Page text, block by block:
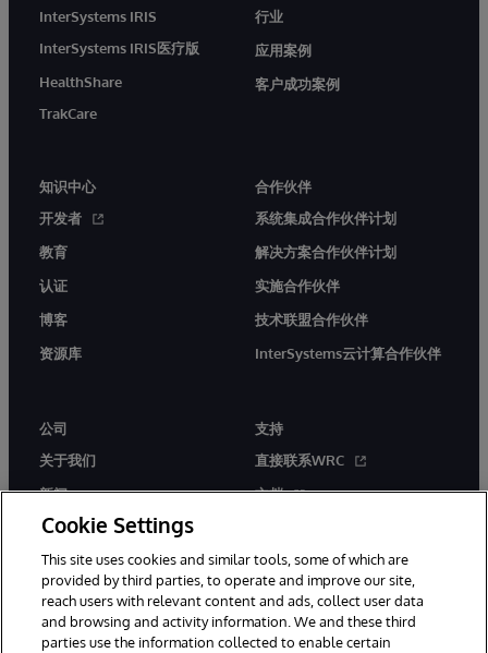
InterSystems IRIS
InterSystems IRIS医疗版
HealthShare
TrakCare
行业
应用案例
客户成功案例
知识中心
开发者
教育
认证
博客
资源库
合作伙伴
系统集成合作伙伴计划
解决方案合作伙伴计划
实施合作伙伴
技术联盟合作伙伴
InterSystems云计算合作伙伴
公司
关于我们
新闻
活动
工作机会
支持
直接联系WRC
文档
Cookie Settings
This site uses cookies and similar tools, some of which are
provided by third parties, to operate and improve our site,
reach users with relevant content and ads, collect user data
and browsing and activity information. We and these third
parties use the information collected to enable certain